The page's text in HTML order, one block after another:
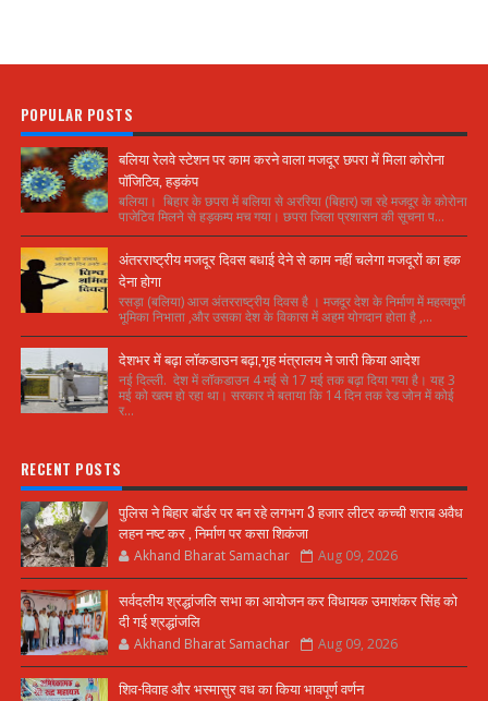
POPULAR POSTS
बलिया रेलवे स्टेशन पर काम करने वाला मजदूर छपरा में मिला कोरोना
पॉजिटिव, हड़कंप
बलिया। बिहार के छपरा में बलिया से अररिया (बिहार) जा रहे मजदूर के कोरोना
पाजेटिव मिलने से हड़कम्प मच गया। छपरा जिला प्रशासन की सूचना प...
अंतरराष्ट्रीय मजदूर दिवस बधाई देने से काम नहीं चलेगा मजदूरों का हक
देना होगा
रसड़ा (बलिया) आज अंतरराष्ट्रीय दिवस है । मजदूर देश के निर्माण में महत्वपूर्ण
भूमिका निभाता ,और उसका देश के विकास में अहम योगदान होता है ,...
देशभर में बढ़ा लॉकडाउन बढ़ा,गृह मंत्रालय ने जारी किया आदेश
नई दिल्ली. देश में लॉकडाउन 4 मई से 17 मई तक बढ़ा दिया गया है। यह 3
मई को खत्म हो रहा था। सरकार ने बताया कि 14 दिन तक रेड जोन में कोई
र...
RECENT POSTS
पुलिस ने बिहार बॉर्डर पर बन रहे लगभग 3 हजार लीटर कच्ची शराब अवैध
लहन नष्ट कर , निर्माण पर कसा शिकंजा
Akhand Bharat Samachar Aug 09, 2026
सर्वदलीय श्रद्धांजलि सभा का आयोजन कर विधायक उमाशंकर सिंह को
दी गई श्रद्धांजलि
Akhand Bharat Samachar Aug 09, 2026
शिव-विवाह और भस्मासुर वध का किया भावपूर्ण वर्णन